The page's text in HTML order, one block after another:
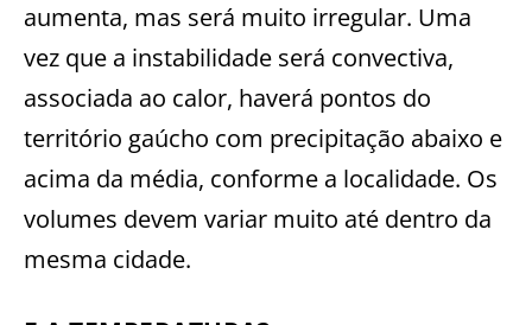
aumenta, mas será muito irregular. Uma
vez que a instabilidade será convectiva,
associada ao calor, haverá pontos do
território gaúcho com precipitação abaixo e
acima da média, conforme a localidade. Os
volumes devem variar muito até dentro da
mesma cidade.